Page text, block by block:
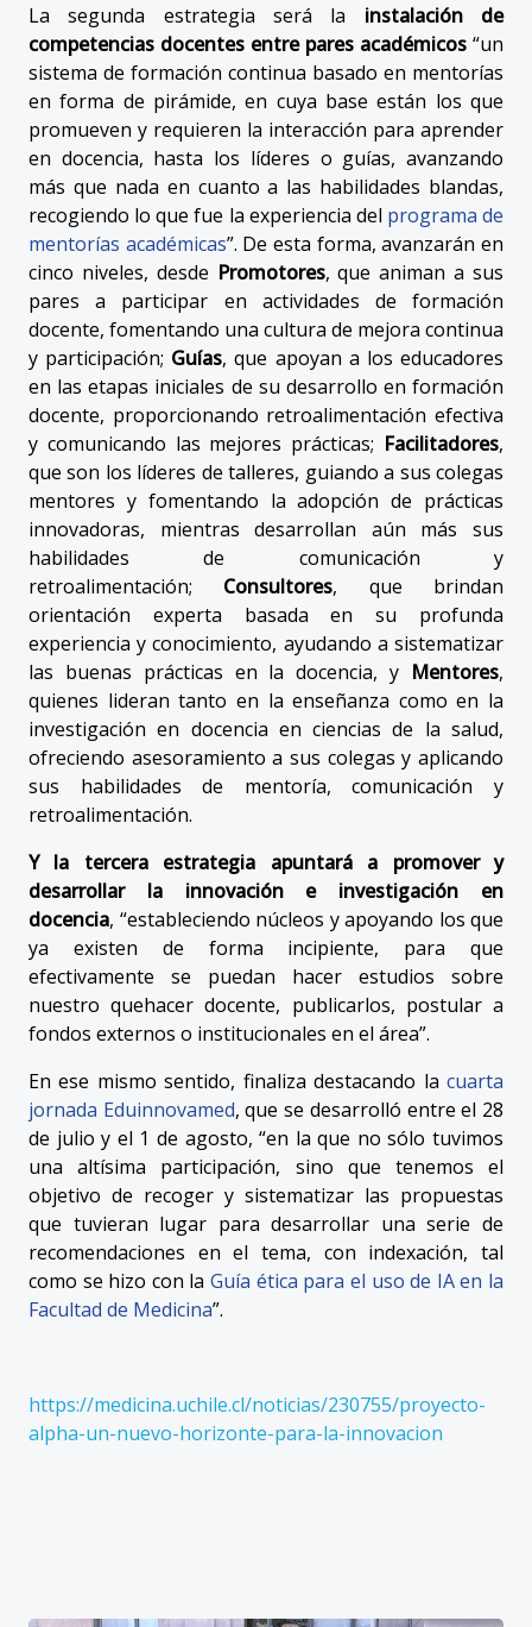
La segunda estrategia será la instalación de
competencias docentes entre pares académicos “un
sistema de formación continua basado en mentorías
en forma de pirámide, en cuya base están los que
promueven y requieren la interacción para aprender
en docencia, hasta los líderes o guías, avanzando
más que nada en cuanto a las habilidades blandas,
recogiendo lo que fue la experiencia del programa de
mentorías académicas”. De esta forma, avanzarán en
cinco niveles, desde Promotores, que animan a sus
pares a participar en actividades de formación
docente, fomentando una cultura de mejora continua
y participación; Guías, que apoyan a los educadores
en las etapas iniciales de su desarrollo en formación
docente, proporcionando retroalimentación efectiva
y comunicando las mejores prácticas; Facilitadores,
que son los líderes de talleres, guiando a sus colegas
mentores y fomentando la adopción de prácticas
innovadoras, mientras desarrollan aún más sus
habilidades de comunicación y
retroalimentación; Consultores, que brindan
orientación experta basada en su profunda
experiencia y conocimiento, ayudando a sistematizar
las buenas prácticas en la docencia, y Mentores,
quienes lideran tanto en la enseñanza como en la
investigación en docencia en ciencias de la salud,
ofreciendo asesoramiento a sus colegas y aplicando
sus habilidades de mentoría, comunicación y
retroalimentación.
Y la tercera estrategia apuntará a promover y
desarrollar la innovación e investigación en
docencia, “estableciendo núcleos y apoyando los que
ya existen de forma incipiente, para que
efectivamente se puedan hacer estudios sobre
nuestro quehacer docente, publicarlos, postular a
fondos externos o institucionales en el área”.
En ese mismo sentido, finaliza destacando la cuarta
jornada Eduinnovamed, que se desarrolló entre el 28
de julio y el 1 de agosto, “en la que no sólo tuvimos
una altísima participación, sino que tenemos el
objetivo de recoger y sistematizar las propuestas
que tuvieran lugar para desarrollar una serie de
recomendaciones en el tema, con indexación, tal
como se hizo con laGuía ética para el uso de IA en la
Facultad de Medicina”.
https://medicina.uchile.cl/noticias/230755/proyecto-
alpha-un-nuevo-horizonte-para-la-innovacion